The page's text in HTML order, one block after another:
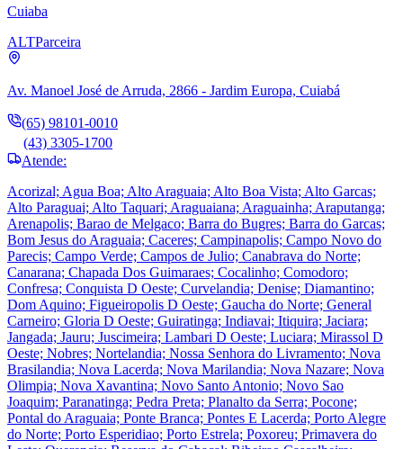
Cuiaba
ALTParceira
Av. Manoel José de Arruda, 2866 - Jardim Europa, Cuiabá
(65) 98101-0010
(43) 3305-1700
Atende:
Acorizal; Agua Boa; Alto Araguaia; Alto Boa Vista; Alto Garcas;
Alto Paraguai; Alto Taquari; Araguaiana; Araguainha; Araputanga;
Arenapolis; Barao de Melgaco; Barra do Bugres; Barra do Garcas;
Bom Jesus do Araguaia; Caceres; Campinapolis; Campo Novo do
Parecis; Campo Verde; Campos de Julio; Canabrava do Norte;
Canarana; Chapada Dos Guimaraes; Cocalinho; Comodoro;
Confresa; Conquista D Oeste; Curvelandia; Denise; Diamantino;
Dom Aquino; Figueiropolis D Oeste; Gaucha do Norte; General
Carneiro; Gloria D Oeste; Guiratinga; Indiavai; Itiquira; Jaciara;
Jangada; Jauru; Juscimeira; Lambari D Oeste; Luciara; Mirassol D
Oeste; Nobres; Nortelandia; Nossa Senhora do Livramento; Nova
Brasilandia; Nova Lacerda; Nova Marilandia; Nova Nazare; Nova
Olimpia; Nova Xavantina; Novo Santo Antonio; Novo Sao
Joaquim; Paranatinga; Pedra Preta; Planalto da Serra; Pocone;
Pontal do Araguaia; Ponte Branca; Pontes E Lacerda; Porto Alegre
do Norte; Porto Esperidiao; Porto Estrela; Poxoreu; Primavera do